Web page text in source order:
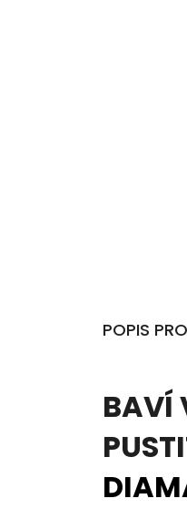
POPIS
BAVÍ